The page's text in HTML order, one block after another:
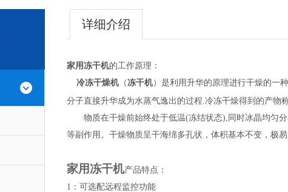
详细介绍
家用冻干机的工作原理：
冷冻干燥机 （冻干机） 是利用升华的原理进行干燥的一
分子直接升华成为水蒸气逸出的过程.冷冻干燥得到的产物
物质在干燥前始终处于低温(冻结状态),同时冰晶均匀
等副作用。干燥物质呈干海绵多孔状，体积基本不变，极
家用冻干机产品特点：
1：可选配远程监控功能